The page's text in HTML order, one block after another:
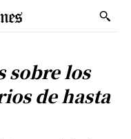
sobre los
de hasta